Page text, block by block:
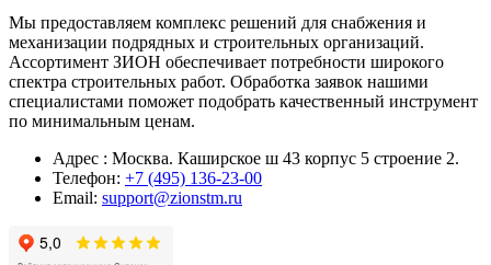
Мы предоставляем комплекс решений для снабжения и
механизации подрядных и строительных организаций.
Ассортимент ЗИОН обеспечивает потребности широкого
спектра строительных работ. Обработка заявок нашими
специалистами поможет подобрать качественный инструмент
по минимальным ценам.
Адрес : Москва. Каширское ш 43 корпус 5 строение 2.
Телефон: +7 (495) 136-23-00
Email: support@zionstm.ru